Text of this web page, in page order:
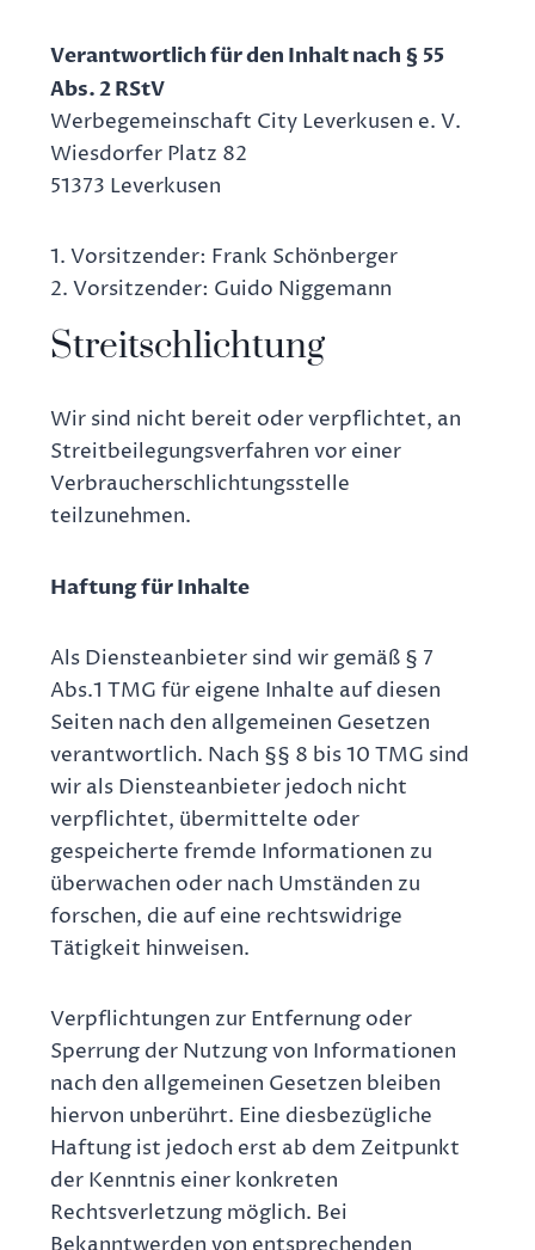
Verantwortlich für den Inhalt nach § 55
Abs. 2 RStV
Werbegemeinschaft City Leverkusen e. V.
Wiesdorfer Platz 82
51373 Leverkusen
1. Vorsitzender: Frank Schönberger
2. Vorsitzender: Guido Niggemann
Streitschlichtung
Wir sind nicht bereit oder verpflichtet, an
Streitbeilegungsverfahren vor einer
Verbraucherschlichtungsstelle
teilzunehmen.
Haftung für Inhalte
Als Diensteanbieter sind wir gemäß § 7
Abs.1 TMG für eigene Inhalte auf diesen
Seiten nach den allgemeinen Gesetzen
verantwortlich. Nach §§ 8 bis 10 TMG sind
wir als Diensteanbieter jedoch nicht
verpflichtet, übermittelte oder
gespeicherte fremde Informationen zu
überwachen oder nach Umständen zu
forschen, die auf eine rechtswidrige
Tätigkeit hinweisen.
Verpflichtungen zur Entfernung oder
Sperrung der Nutzung von Informationen
nach den allgemeinen Gesetzen bleiben
hiervon unberührt. Eine diesbezügliche
Haftung ist jedoch erst ab dem Zeitpunkt
der Kenntnis einer konkreten
Rechtsverletzung möglich. Bei